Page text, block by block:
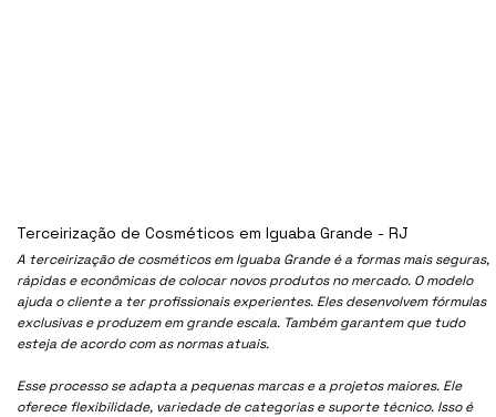
A terceirização de cosméticos em Iguaba Grande é a formas mais seguras,
rápidas e econômicas de colocar novos produtos no mercado. O modelo
ajuda o cliente a ter profissionais experientes. Eles desenvolvem fórmulas
exclusivas e produzem em grande escala. Também garantem que tudo
esteja de acordo com as normas atuais.
Esse processo se adapta a pequenas marcas e a projetos maiores. Ele
oferece flexibilidade, variedade de categorias e suporte técnico. Isso é
Terceirização de Cosméticos em Iguaba Grande - RJ